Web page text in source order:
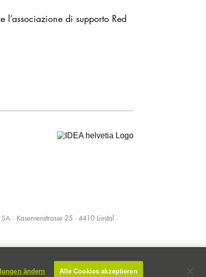
l’associazione di supporto Red
· Kasernenstrasse 25 · 4410 Liestal ·
ändern Alle Cookies akzeptieren